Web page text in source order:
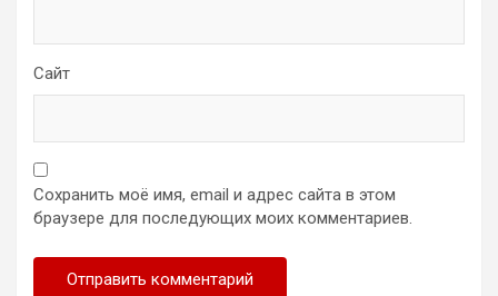
Сайт
Сохранить моё имя, email и адрес сайта в этом
браузере для последующих моих комментариев.